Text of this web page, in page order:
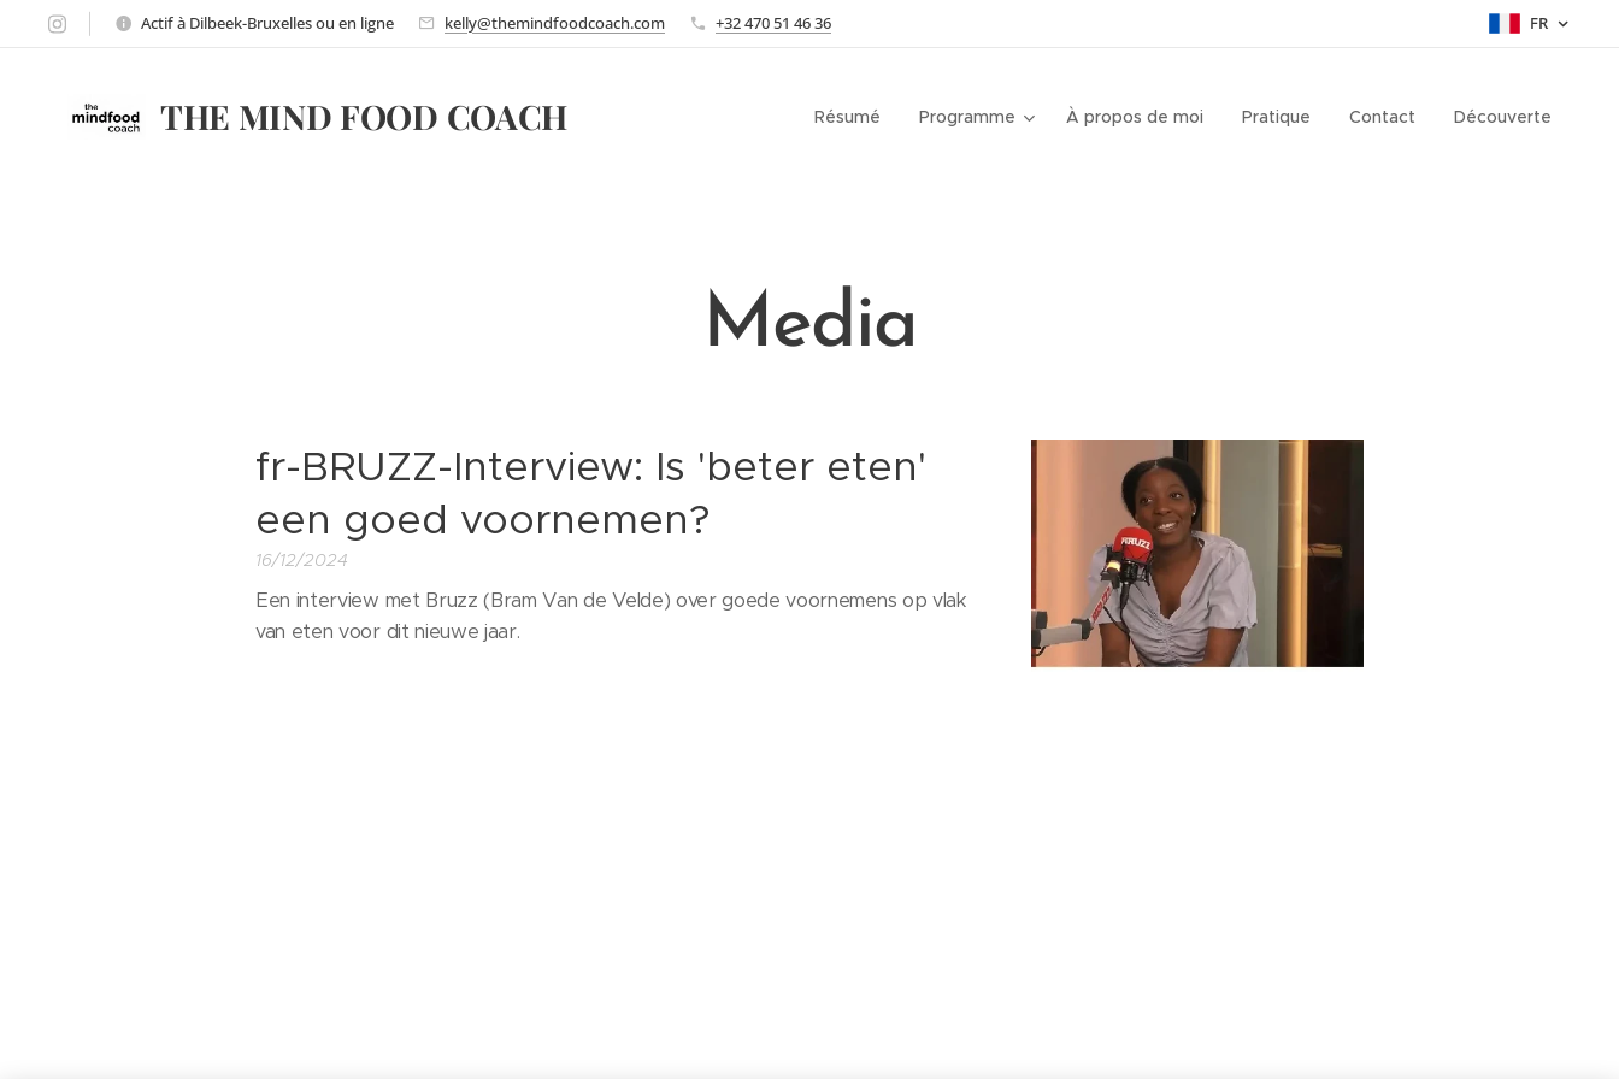
Actif à Dilbeek-Bruxelles ou en ligne kelly@themindfoodcoach.com +32 470 51 46 36 FR
THE MIND FOOD COACH
Résumé Programme À propos de moi Pratique Contact Découverte
Media
fr-BRUZZ-Interview: Is 'beter eten'
een goed voornemen?
16/12/2024
Een interview met Bruzz (Bram Van de Velde) over goede voornemens op vlak
van eten voor dit nieuwe jaar.